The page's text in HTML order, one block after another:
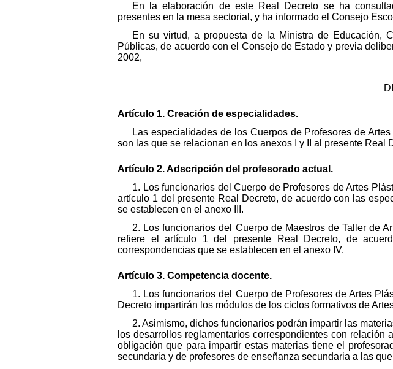
En la elaboración de este Real Decreto se ha
presentes en la mesa sectorial, y ha informado el Consejo
En su virtud, a propuesta de la Ministra de Educación,
Públicas, de acuerdo con el Consejo de Estado y previa
2002,
Artículo 1. Creación de especialidades.
Las especialidades de los Cuerpos de Profesores de
son las que se relacionan en los anexos I y II al presente Real
Artículo 2. Adscripción del profesorado actual.
1. Los funcionarios del Cuerpo de Profesores de Artes
artículo 1 del presente Real Decreto, de acuerdo con las
se establecen en el anexo III.
2. Los funcionarios del Cuerpo de Maestros de Taller de
refiere el artículo 1 del presente Real Decreto, de
correspondencias que se establecen en el anexo IV.
Artículo 3. Competencia docente.
1. Los funcionarios del Cuerpo de Profesores de Artes
Decreto impartirán los módulos de los ciclos formativos de
2. Asimismo, dichos funcionarios podrán impartir las
los desarrollos reglamentarios correspondientes con
obligación que para impartir estas materias tiene el
secundaria y de profesores de enseñanza secundaria a las